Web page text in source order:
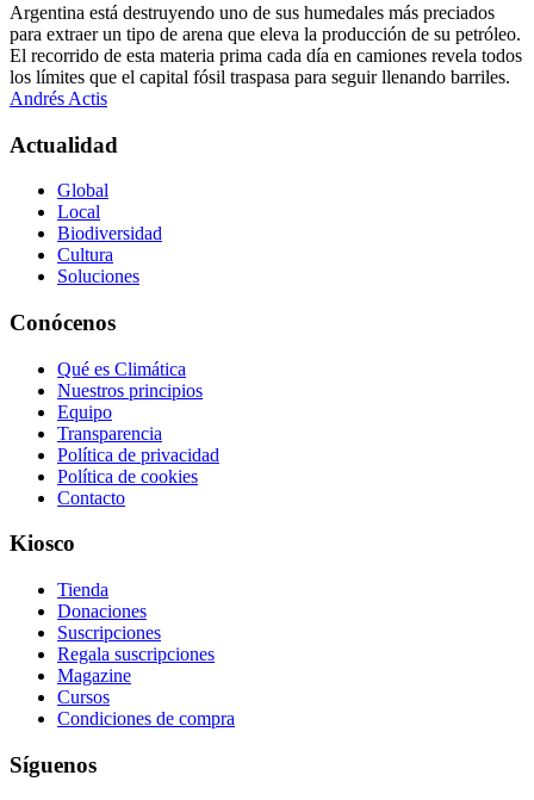
Argentina está destruyendo uno de sus humedales más preciados
para extraer un tipo de arena que eleva la producción de su petróleo.
El recorrido de esta materia prima cada día en camiones revela todos
los límites que el capital fósil traspasa para seguir llenando barriles.
Andrés Actis
Actualidad
Global
Local
Biodiversidad
Cultura
Soluciones
Conócenos
Qué es Climática
Nuestros principios
Equipo
Transparencia
Política de privacidad
Política de cookies
Contacto
Kiosco
Tienda
Donaciones
Suscripciones
Regala suscripciones
Magazine
Cursos
Condiciones de compra
Síguenos